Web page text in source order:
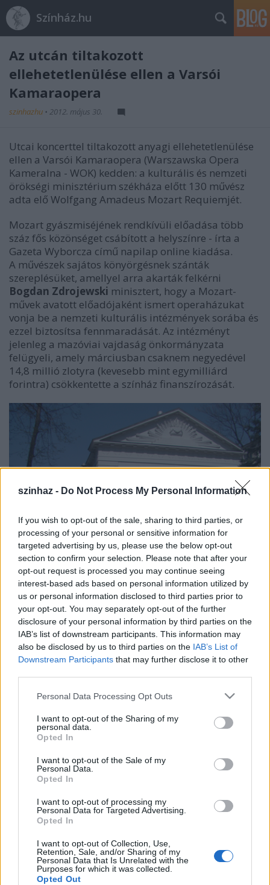
szinhaz - Do Not Process My Personal Information
If you wish to opt-out of the sale, sharing to third parties, or
processing of your personal or sensitive information for
targeted advertising by us, please use the below opt-out
section to confirm your selection. Please note that after your
opt-out request is processed you may continue seeing
interest-based ads based on personal information utilized by
us or personal information disclosed to third parties prior to
your opt-out. You may separately opt-out of the further
disclosure of your personal information by third parties on the
IAB’s list of downstream participants. This information may
also be disclosed by us to third parties on the IAB’s List of
Downstream Participants that may further disclose it to other
Please note that this website/app uses one or more Google
not limited to your visit or usage behaviour. You may click to
grant or deny consent to Google and its third-party tags to
use your data for below specified purposes in below Google
consent section.
Personal Data Processing Opt Outs
I want to opt-out of the Sharing of my
personal data.
Opted In
I want to opt-out of the Sale of my
Personal Data.
Opted In
I want to opt-out of processing my
Personal Data for Targeted Advertising.
Opted In
I want to opt-out of Collection, Use,
Retention, Sale, and/or Sharing of my
Personal Data that Is Unrelated with the
Purposes for which it was collected.
Opted Out
Színház.hu
Az utcán tiltakozott
ellehetetlenülése ellen a Varsói
Kamaraopera
szinhazhu • 2012. május 30.
Utcai koncerttel tiltakozott anyagi ellehetetlenülése
ellen a Varsói Kamaraopera (Warszawska Opera
Kameralna - WOK) kedden: a kulturális és nemzeti
örökségi minisztérium székháza előtt 130 művész
adta elő Wolfgang Amadeus Mozart Requiemjét.
Mozart gyászmiséjének rendkívüli előadása több
száz fős közönséget csábított a helyszínre - írta a
Gazeta Wyborcza című napilap online kiadása.
A művészek sajátos könyörgésnek szánták
szereplésüket, amellyel arra akarták felkérni
Bogdan Zdrojewski minisztert, hogy a Mozart-
művek avatott előadójaként ismert operaházukat
vonja be a nemzeti kulturális intézmények sorába és
ezzel biztosítsa fennmaradását. Az intézményt
jelenleg a mazóviai vajdaság önkormányzata
felügyeli, amely márciusban csaknem negyedével
14,8 millió zlotyra (kevesebb mint egymilliárd
forintra) csökkentette a színház finanszírozását.
Az operaház minisztériumi finanszírozásának
biztosításátlevélben is kérték munkatársai. A
felhívást a WOK közel 27 ezer támogatója, köztük a
legnevesebb lengyel kutatók és újságírók, művészek
és politikusok írták alá,Radoslaw Sikorski
külügyminiszterrel az élükön. A színpad
fennmaradásáért szurkolnak a világ legnagyobb
opera főigazgatója és művészeti vezetője is részt
vett, aki megalapítása óta csaknem fél évszázadig
helyzettel szembesülve lemondott tisztségéről. A
támogatás csökkenése miatt a kamaraopera a nyár
fenntartani színházát.